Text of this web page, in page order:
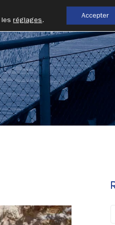
lesréglages.
Accepter